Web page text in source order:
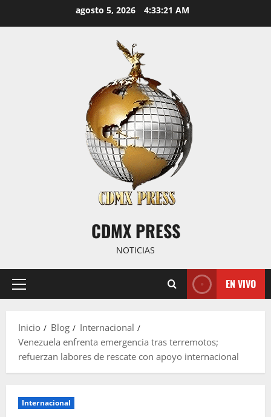
agosto 5, 2026 4:33:22 AM
CDMX PRESS
NOTICIAS
Menú
EN VIVO
Inicio Blog
Internacional
Venezuela enfrenta emergencia tras terremotos;
refuerzan labores de rescate con apoyo internacional
Internacional